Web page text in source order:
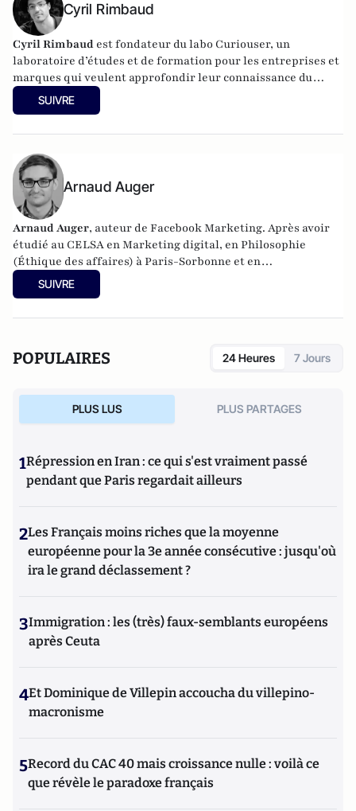
Cyril Rimbaud
Cyril Rimbaud est fondateur du labo Curiouser, un
laboratoire d’études et de formation pour les entreprises et
marques qui veulent approfondir leur connaissance du
monde digital. Il est également enseignant (au CELSA entre
autres), Creative Technologist et casseur de mythes
SUIVRE
Arnaud Auger
Arnaud Auger, auteur de Facebook Marketing. Après avoir
étudié au CELSA en Marketing digital, en Philosophie
(Éthique des affaires) à Paris-Sorbonne et en
Entrepreneuriat à HEC Paris, il a travaillé en agence de
marketing digital en Europe, aux États-Unis et en Asie.
Novancia...), après avoir aussi créé sa Startup, il est
l'international notamment dans la Silicon Valley et en Inde.
SUIVRE
POPULAIRES 24 Heures 7 Jours
PLUS LUS PLUS PARTAGES
1Répression en Iran : ce qui s'est vraiment passé
pendant que Paris regardait ailleurs
2Les Français moins riches que la moyenne
européenne pour la 3e année consécutive : jusqu'où
ira le grand déclassement ?
3Immigration : les (très) faux-semblants européens
après Ceuta
4Et Dominique de Villepin accoucha du villepino-
macronisme
5Record du CAC 40 mais croissance nulle : voilà ce
que révèle le paradoxe français